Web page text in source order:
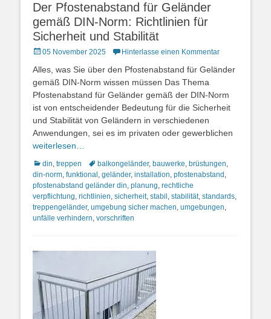
Der Pfostenabstand für Geländer
gemäß DIN-Norm: Richtlinien für
Sicherheit und Stabilität
Posted
05 November 2025 Hinterlasse einen Kommentar
Alles, was Sie über den Pfostenabstand für Geländer
gemäß DIN-Norm wissen müssen Das Thema
Pfostenabstand für Geländer gemäß der DIN-Norm
ist von entscheidender Bedeutung für die Sicherheit
und Stabilität von Geländern in verschiedenen
Anwendungen, sei es im privaten oder gewerblichen
weiterlesen…
Kategorien
din, treppen Schlagworte
balkongeländer, bauwerke, brüstungen,
din-norm, funktional , geländer, installation, pfostenabstand ,
pfostenabstand geländer din, planung, rechtliche
verpflichtung, richtlinien, sicherheit, stabil , stabilität, standards,
treppengeländer, umgebung sicher machen, umgebungen,
unfälle verhindern, vorschriften